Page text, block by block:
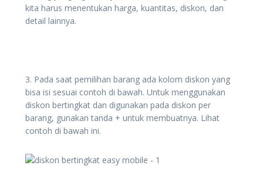
kita harus menentukan harga, kuantitas, diskon, dan
detail lainnya.
3. Pada saat pemilihan barang ada kolom diskon yang
bisa isi sesuai contoh di bawah. Untuk menggunakan
diskon bertingkat dan digunakan pada diskon per
barang, gunakan tanda + untuk membuatnya. Lihat
contoh di bawah ini.